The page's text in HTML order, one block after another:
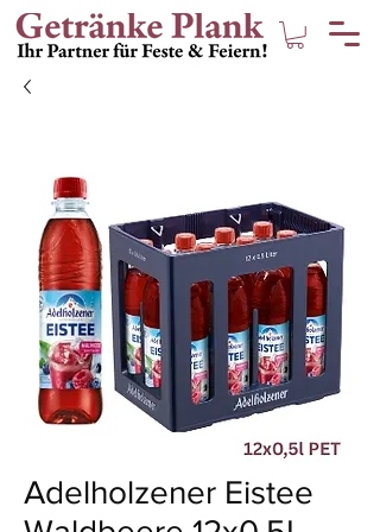
Adelholzener Eistee